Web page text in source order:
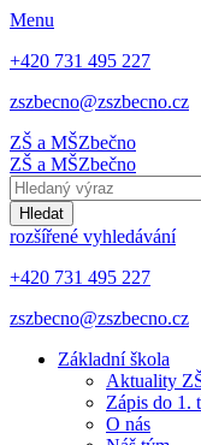
Menu
+420 731 495 227
zszbecno@zszbecno.cz
ZŠ a MŠZbečno
ZŠ a MŠZbečno
Hledat
rozšířené vyhledávání
+420 731 495 227
zszbecno@zszbecno.cz
Základní škola
Aktuality
Zápis do 1.
O nás